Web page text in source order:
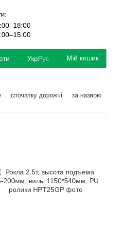
УкрРус Мій кошик
спочатку дорожчі за назвою